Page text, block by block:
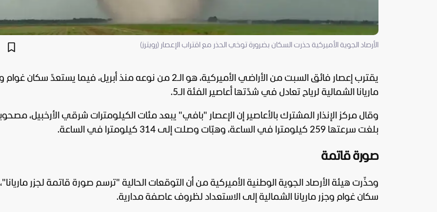
الأرصاد الجوية الأميركية حذرت السكان بضرورة توخي الحذر مع اقتراب الإعصار (رويترز)
يقترب إعصار فائق السبت من الأراضي الأميركية، هو الـ2 من نوعه منذ أبريل، فيما يستعدّ سكان
ماريانا الشمالية لرياح تعادل في شدّتها أعاصير الفئة الـ5.
وقال مركز الإنذار المشترك بالأعاصير إن الإعصار "بافي" يبعد مئات الكيلومترات شرقي الأرخبيل،
بلغت سرعتها 259 كيلومترا في الساعة، وهبّات وصلت إلى 314 كيلومترا في الساعة.
صورة قاتمة
وحذّرت هيئة الأرصاد الجوية الوطنية الأميركية من أن التوقعات الحالية "ترسم صورة قاتمة لجزر
سكان غوام وجزر ماريانا الشمالية إلى الاستعداد لظروف عاصفة مدارية.